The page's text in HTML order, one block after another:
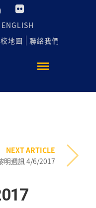
ENGLISH
地圖 聯絡我們
NEXT ARTICLE
明週訊 4/6/2017